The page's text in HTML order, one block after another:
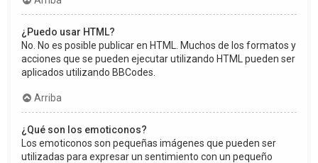
¿Puedo usar HTML?
No. No es posible publicar en HTML. Muchos de los formatos y
acciones que se pueden ejecutar utilizando HTML pueden ser
aplicados utilizando BBCodes.
Arriba
¿Qué son los emoticonos?
Los emoticonos son pequeñas imágenes que pueden ser
utilizadas para expresar un sentimiento con un pequeño